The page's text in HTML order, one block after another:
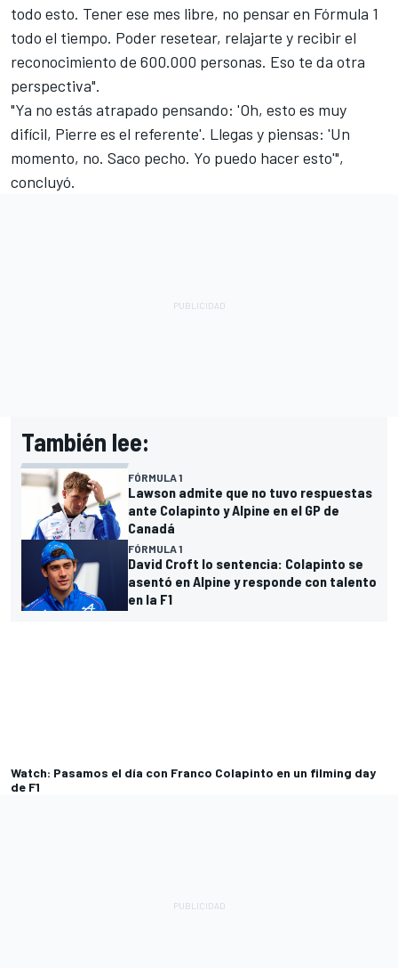
todo esto. Tener ese mes libre, no pensar en Fórmula 1
todo el tiempo. Poder resetear, relajarte y recibir el
reconocimiento de 600.000 personas. Eso te da otra
perspectiva".
"Ya no estás atrapado pensando: 'Oh, esto es muy
difícil, Pierre es el referente'. Llegas y piensas: 'Un
momento, no. Saco pecho. Yo puedo hacer esto'",
concluyó.
También lee:
FÓRMULA 1
Lawson admite que no tuvo respuestas
ante Colapinto y Alpine en el GP de
Canadá
FÓRMULA 1
David Croft lo sentencia: Colapinto se
asentó en Alpine y responde con talento
en la F1
Watch: Pasamos el día con Franco Colapinto en un filming day
de F1